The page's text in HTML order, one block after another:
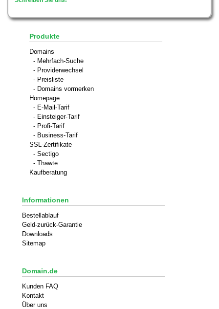
Produkte
Domains
- Mehrfach-Suche
- Providerwechsel
- Preisliste
- Domains vormerken
Homepage
- E-Mail-Tarif
- Einsteiger-Tarif
- Profi-Tarif
- Business-Tarif
SSL-Zertifikate
- Sectigo
- Thawte
Kaufberatung
Informationen
Bestellablauf
Geld-zurück-Garantie
Downloads
Sitemap
Domain.de
Kunden FAQ
Kontakt
Über uns